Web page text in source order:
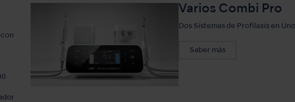
Varios Combi Pro
Dos Sistemas de Profilaxis en Uno
Saber más